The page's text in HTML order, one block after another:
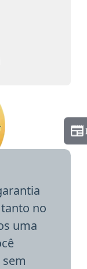
no
uma